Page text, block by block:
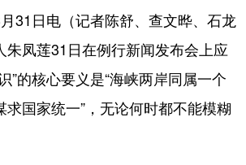
科创 量子 体育
书画 健康 军事
日电（记者陈舒、查文晔、石龙
朱凤莲31日在例行新闻发布会上应
”的核心要义是“海峡两岸同属一个
求国家统一”，无论何时都不能模糊